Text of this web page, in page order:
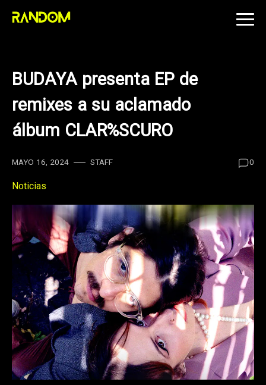
Skip
BUDAYA presenta EP de
remixes a su aclamado
álbum CLAR%SCURO
MAYO 16, 2024 STAFF 0
Noticias